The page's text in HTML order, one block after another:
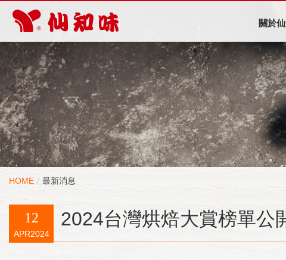
關於
HOME 最新消息
12
APR2024
2024台灣烘焙大賞榜單公